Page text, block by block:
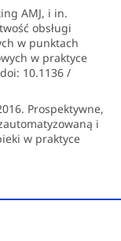
AMJ, i in.
obsługi
w punktach
w praktyce
10.1136 /
Prospektywne,
i
w praktyce